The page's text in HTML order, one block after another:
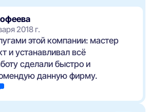
2018 г.
этой компании: мастер
и устанавливал всё
сделали быстро и
данную фирму.